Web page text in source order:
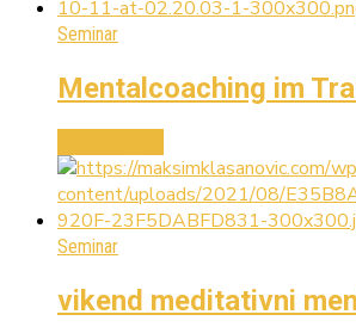
Seminar
Mentalcoaching im
Seminar
vikend meditativni